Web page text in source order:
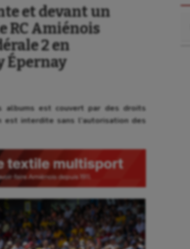
et devant un
RC Amiénois
2 en
Épernay
albums est couvert par des droits
est interdite sans l’autorisation des